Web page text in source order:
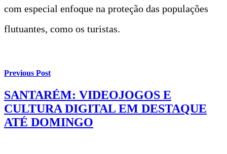
com especial enfoque na proteção das populações
flutuantes, como os turistas.
Previous Post
SANTARÉM: VIDEOJOGOS E
CULTURA DIGITAL EM DESTAQUE
ATÉ DOMINGO